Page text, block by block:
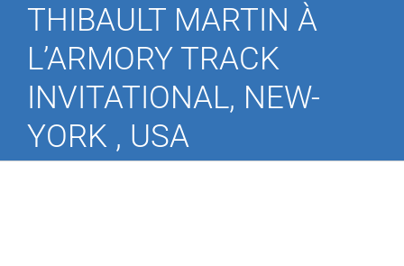
THIBAULT MARTIN À
L’ARMORY TRACK
INVITATIONAL, NEW-
YORK , USA